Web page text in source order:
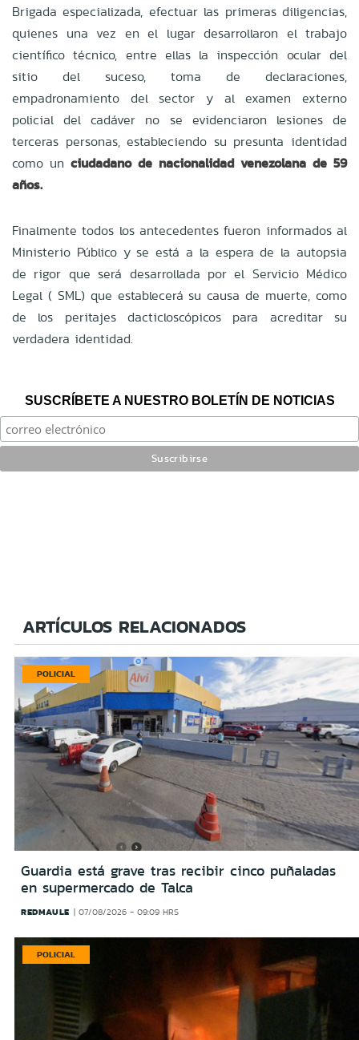
Brigada especializada, efectuar las primeras diligencias,
quienes una vez en el lugar desarrollaron el trabajo
científico técnico, entre ellas la inspección ocular del
sitio del suceso, toma de declaraciones,
empadronamiento del sector y al examen externo
policial del cadáver no se evidenciaron lesiones de
terceras personas, estableciendo su presunta identidad
como un ciudadano de nacionalidad venezolana de 59
años.
Finalmente todos los antecedentes fueron informados al
Ministerio Público y se está a la espera de la autopsia
de rigor que será desarrollada por el Servicio Médico
Legal ( SML) que establecerá su causa de muerte, como
de los peritajes dacticloscópicos para acreditar su
verdadera identidad.
SUSCRÍBETE A NUESTRO BOLETÍN DE NOTICIAS
ARTÍCULOS RELACIONADOS
POLICIAL
Guardia está grave tras recibir cinco puñaladas
en supermercado de Talca
REDMAULE 07/08/2026 - 09:09 HRS
POLICIAL